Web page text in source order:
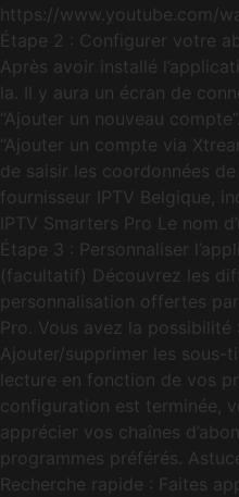
https://www.youtube.com/
Étape 2 : Configurer votre
Après avoir installé
la. Il y aura un écran de
“Ajouter un nouveau
“Ajouter un compte via
de saisir les coordonnées
fournisseur IPTV Belgique,
IPTV Smarters Pro Le nom
Étape 3 : Personnaliser
(facultatif) Découvrez les
personnalisation offertes par
Pro. Vous avez la possibilité
Ajouter/supprimer les sous-
lecture en fonction de vos
configuration est terminée,
apprécier vos chaînes
programmes préférés.
Recherche rapide : Faites